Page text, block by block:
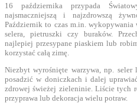
16 października przypada
najsmaczniejszą i najzdrowszą
Październik to czas m.in. wykopywania
selera, pietruszki czy buraków.
najlepiej przesypane piaskiem lub
korzystać całą zimę.
Niezbyt wyrośnięte warzywa, np.
posadzić w doniczkach i dalej
zdrowej świeżej zieleninie. Liście tych
przyprawa lub dekoracja wielu potraw.